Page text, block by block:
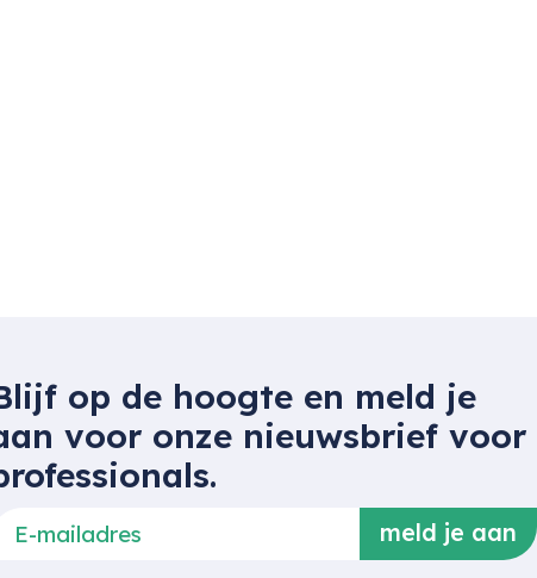
op de hoogte en meld je
voor onze nieuwsbrief voor